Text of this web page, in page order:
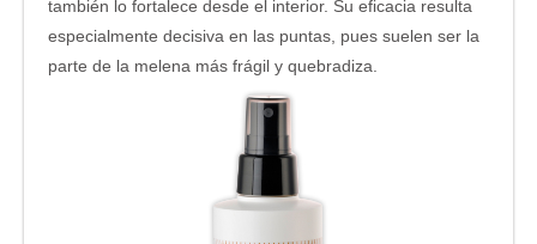
también lo fortalece desde el interior. Su eficacia resulta
especialmente decisiva en las puntas, pues suelen ser la
parte de la melena más frágil y quebradiza.